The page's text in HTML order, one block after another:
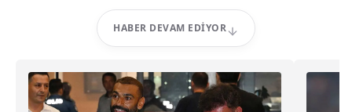
HABER DEVAM EDIYOR